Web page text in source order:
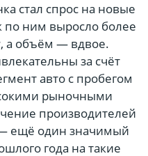
стал спрос на новые
по ним выросло более
а объём — вдвое.
за счёт
авто с пробегом
рыночными
производителей
— ещё один значимый
года на такие